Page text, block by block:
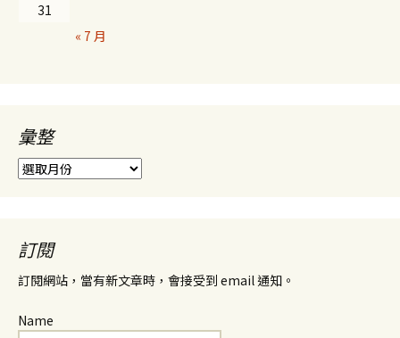
31
« 7 月
彙整
彙
整
訂閱
訂閱網站，當有新文章時，會接受到 email 通知。
Name